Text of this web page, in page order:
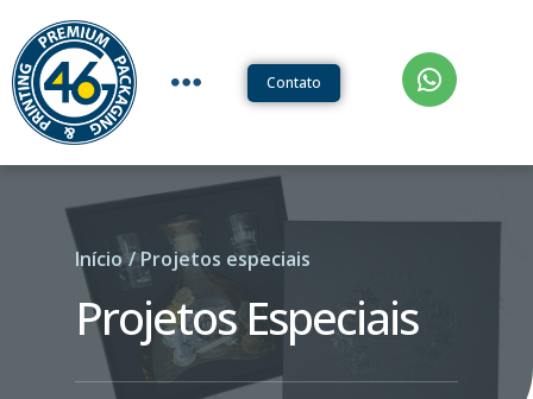
Contato
Início / Projetos especiais
Projetos Especiais